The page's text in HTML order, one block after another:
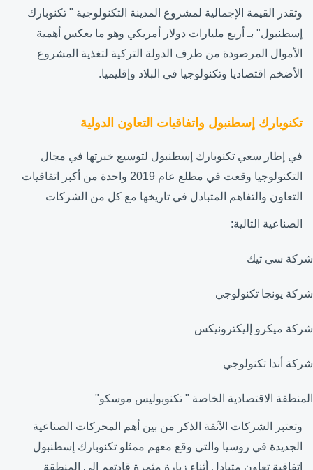
وتقدر القيمة الإجمالية لمشروع المدينة التكنولوجية " تكنوبارك
إسطنبول" بـ أربع مليارات دولار أمريكي وهو ما يعكس أهمية
الأموال المرصودة من طرف الدولة التركية لتغذية المشروع
الأضخم اقتصاديا وتكنولوجيا في البلاد وإقليميا.
تكنوبارك إسطنبول واتفاقيات التعاون الدولية
في إطار سعي تكنوبارك إسطنبول لتوسيع خبرتها في مجال
التكنولوجيا وقعت في مطلع عام 2019 واحدة من أكبر اتفاقيات
التعاون والتفاهم المتبادل في تاريخها مع كل من الشركات
الصناعية التالية:
شركة سي تيك
شركة يونجا تكنولوجي
شركة ميكرو إليكترونيكس
شركة أندا تكنولوجي
المنطقة الاقتصادية الخاصة " تكنوبوليس موسكو"
وتعتبر الشركات الآنفة الذكر من بين أهم المحركات الصناعية
الجديدة في روسيا والتي وقع معهم ممثلو تكنوبارك إسطنبول
اتفاقية تعاون متبادل أثناء زيارة مثمرة قادتهم إلى المنطقة